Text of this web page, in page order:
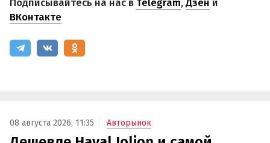
Подписывайтесь на нас в Telegram,Дзен и
ВКонтакте
08 августа 2026, 11:35 Авторынок